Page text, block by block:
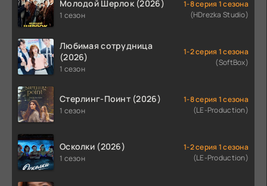
Молодой Шерлок (2026)
1 сезон
1-8 серия 1 сезона
(HDrezka Studio)
Любимая сотрудница
(2026)
1 сезон
1-2 серия 1 сезона
(SoftBox)
Стерлинг-Поинт (2026)
1 сезон
1-8 серия 1 сезона
(LE-Production)
Осколки (2026)
1 сезон
1-2 серия 1 сезона
(LE-Production)